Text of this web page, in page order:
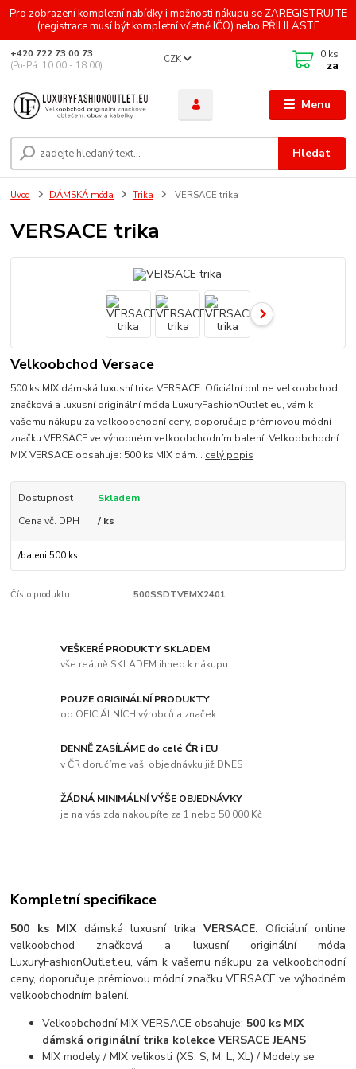
Pro zobrazení kompletní nabídky i možnosti nákupu se ZAREGISTRUJTE
(registrace musí být kompletní včetně IČO) nebo PŘIHLASTE
Menu
CZK
Hledat
+420 722 73 00 73
(Po-Pá: 10:00 - 18:00)
0 ks
za
Úvod DÁMSKÁ móda Trika VERSACE trika
VERSACE trika
Velkoobchod Versace
500 ks MIX dámská luxusní trika VERSACE. Oficiální online velkoobchod
značková a luxusní originální móda LuxuryFashionOutlet.eu, vám k
vašemu nákupu za velkoobchodní ceny, doporučuje prémiovou módní
značku VERSACE ve výhodném velkoobchodním balení. Velkoobchodní
MIX VERSACE obsahuje: 500 ks MIX dám... celý popis
Dostupnost
Skladem
Cena vč. DPH
/ ks
/baleni 500 ks
Číslo produktu: 500SSDTVEMX2401
VEŠKERÉ PRODUKTY SKLADEM
vše reálně SKLADEM ihned k nákupu
POUZE ORIGINÁLNÍ PRODUKTY
od OFICIÁLNÍCH výrobců a značek
DENNĚ ZASÍLÁME do celé ČR i EU
v ČR doručíme vaši objednávku již DNES
ŽÁDNÁ MINIMÁLNÍ VÝŠE OBJEDNÁVKY
je na vás zda nakoupíte za 1 nebo 50 000 Kč
Kompletní specifikace
500 ks MIXdámská luxusní trika VERSACE.Oficiální online
velkoobchod značková a luxusní originální móda
LuxuryFashionOutlet.eu, vám k vašemu nákupu za velkoobchodní
ceny, doporučuje prémiovou módní značku VERSACE ve výhodném
velkoobchodním balení.
Velkoobchodní MIX VERSACE obsahuje: 500 ks MIX
dámská originální trika kolekce VERSACE JEANS
MIX modely / MIX velikosti (XS, S, M, L, XL) / Modely se